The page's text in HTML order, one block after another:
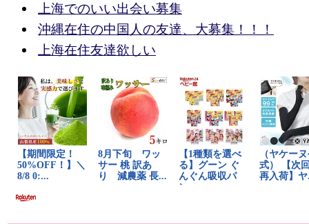
上海でのいい出会い募集
沖縄在住の中国人の友達、大募集！！！
上海在住友達欲しい